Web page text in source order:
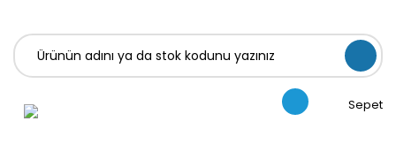
Sepet